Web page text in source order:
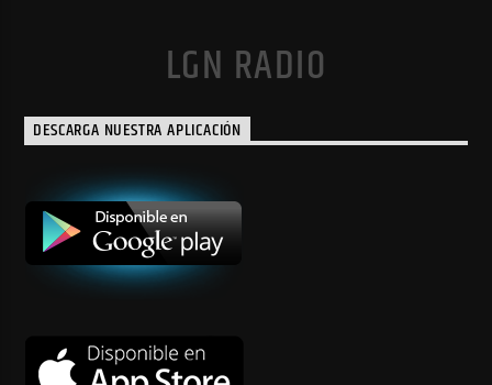
LGN RADIO
DESCARGA NUESTRA APLICACIÓN